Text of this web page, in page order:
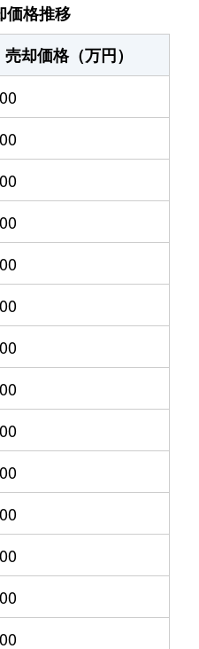
円 ひばりケ丘(東京)
円 ひばりケ丘(東京)
円
円
円
円
円
円
円
円
円
円
円
価格推移
売却価格（万円）